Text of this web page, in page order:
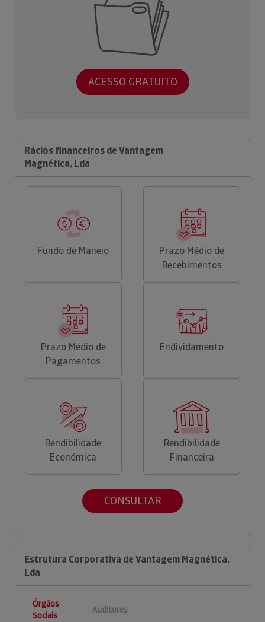
ACESSO GRATUITO
Rácios financeiros de Vantagem
Magnética, Lda
Fundo de Maneio
Prazo Médio de
Recebimentos
Prazo Médio de
Pagamentos
Endividamento
Rendibilidade
Económica
Rendibilidade
Financeira
CONSULTAR
Estrutura Corporativa de Vantagem Magnética,
Lda
Órgãos
Sociais
Auditores